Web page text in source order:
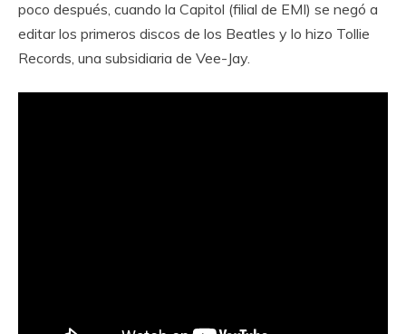
poco después, cuando la Capitol (filial de EMI) se negó a
editar los primeros discos de los Beatles y lo hizo Tollie
Records, una subsidiaria de Vee-Jay.